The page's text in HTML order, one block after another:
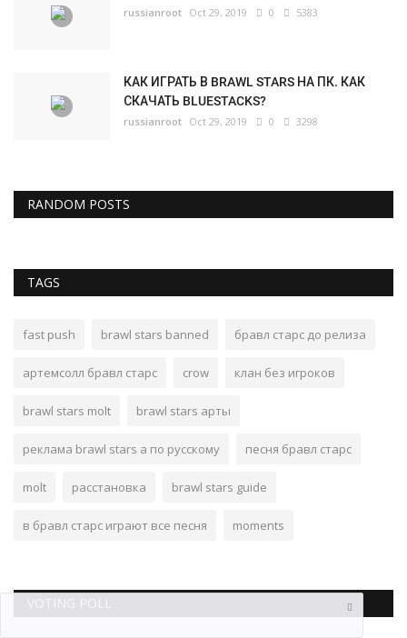
russianroot Oct 29, 2019 0 5383
КАК ИГРАТЬ В BRAWL STARS НА ПК. КАК
СКАЧАТЬ BLUESTACKS?
russianroot Oct 29, 2019 0 3298
RANDOM POSTS
TAGS
fast push brawl stars banned бравл старс до релиза
артемсолл бравл старс crow клан без игроков
brawl stars molt brawl stars арты
реклама brawl stars а по русскому песня бравл старс
molt расстановка brawl stars guide
в бравл старс играют все песня moments
VOTING POLL